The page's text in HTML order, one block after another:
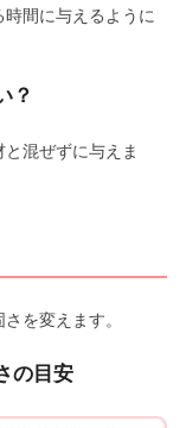
間に与えるように
？
混ぜずに与えま
を変えます。
の目安